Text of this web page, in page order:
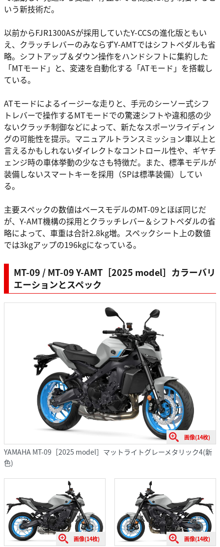
いう新技術だ。
以前からFJR1300ASが採用していたY-CCSの進化版ともい
え、クラッチレバーのみならずY-AMTではシフトペダルも省
略。シフトアップ＆ダウン操作をハンドシフトに集約した
「MTモード」と、変速を自動化する「ATモード」を搭載し
ている。
ATモードによるイージーな走りと、手元のシーソー式シフ
トレバーで操作するMTモードでの驚速シフトや違和感の少
ないクラッチ制御などによって、新たなスポーツライディン
グの可能性を提示。マニュアルトランスミッション車以上と
言えるかもしれないダイレクトなコントロール性や、ギヤチ
ェンジ時の車体挙動の少なさも特徴だ。また、標準モデルが
装備しないスマートキーを採用（SPは標準装備）してい
る。
主要スペックの数値はベースモデルのMT-09とほぼ同じだ
が、Y-AMT機構の採用とクラッチレバー＆シフトペダルの省
略によって、車重は合計2.8kg増。スペックシート上の数値
では3kgアップの196kgになっている。
MT-09 / MT-09 Y-AMT［2025 model］カラーバリ
エーションとスペック
画像(14枚)
YAMAHA MT-09［2025 model］マットライトグレーメタリック4(新
色)
画像(14枚) 画像(14枚)